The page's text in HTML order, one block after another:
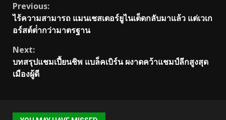
Continue
Reading
Previous:
ไร้ความสามารถ แมนเชสเตอร์ยูไนเต็ดกลับมาแล้ว แต่เวเก
อร์สต์ต่ํากว่ามาตรฐาน
Next:
บทสรุปแชมเปี้ยนชิพ แบล็คเบิร์น ผงาดคว้าแชมป์ลีกสูงสุด
เมืองผู้ดี